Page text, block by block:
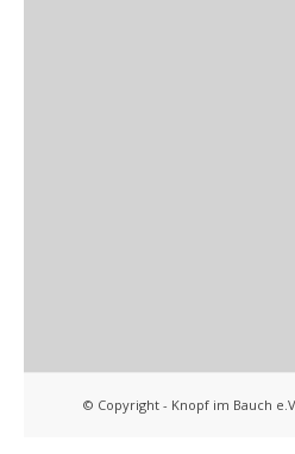
© Copyright - Knopf im Bauch